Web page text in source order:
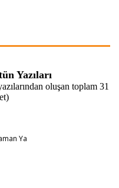
Yazıları
oluşan toplam 31
Ya